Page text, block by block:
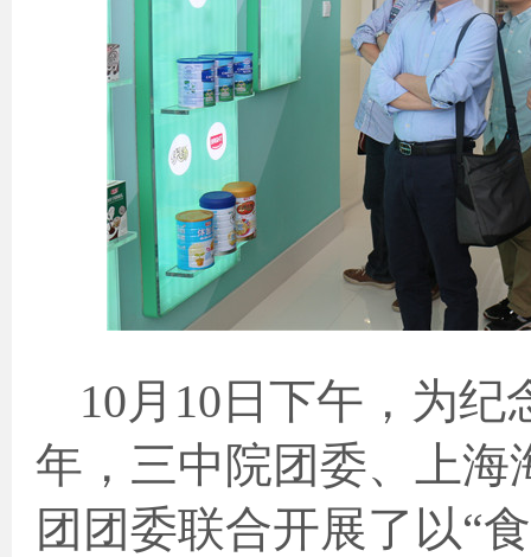
10月 10 日下午，为纪
年，三中院团委、上海
团团委联合开展了以“